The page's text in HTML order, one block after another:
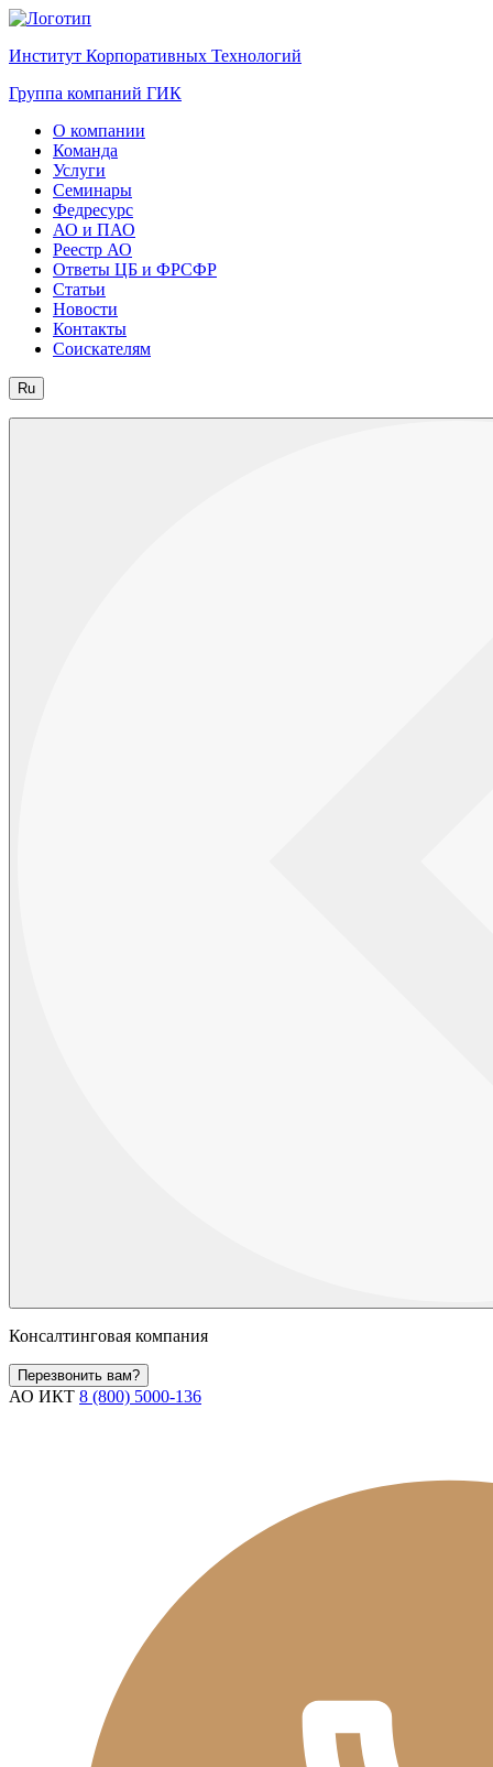
Институт Корпоративных Технологий
Группа компаний ГИК
О компании
Команда
Услуги
Семинары
Федресурс
АО и ПАО
Реестр АО
Ответы ЦБ и ФРСФР
Статьи
Новости
Контакты
Соискателям
Ru
Консалтинговая компания
Перезвонить вам?
АО ИКТ 8 (800) 5000-136